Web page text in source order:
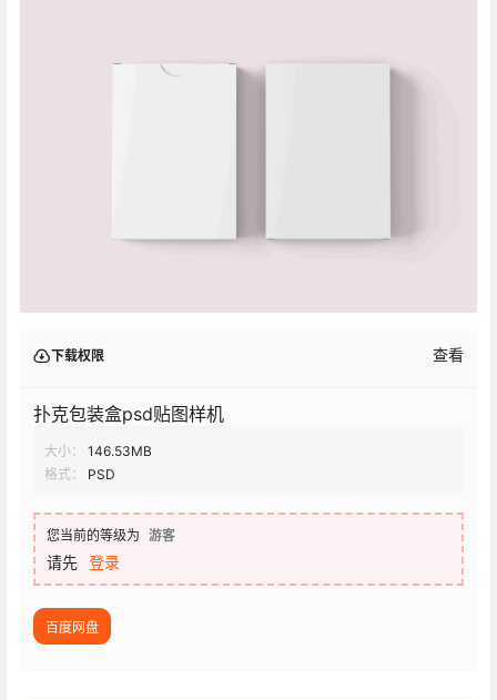
下载权限 查看
扑克包装盒psd贴图样机
大小：
146.53MB
格式：
PSD
您当前的等级为 游客
请先 登录
百度网盘